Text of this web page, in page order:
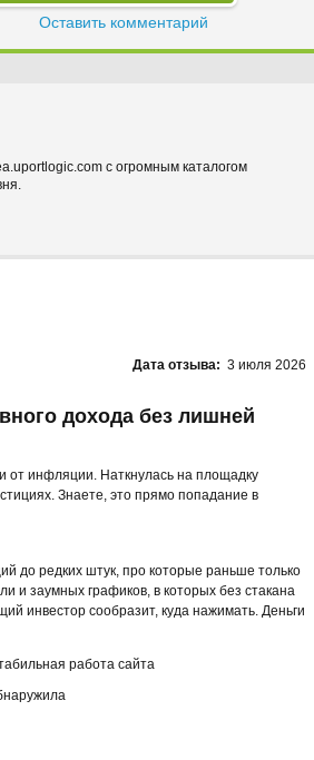
Оставить комментарий
с огромным каталогом
Дата отзыва: 3 июля 2026
дохода без лишней
от инфляции. Наткнулась на площадку
Знаете, это прямо попадание в
до редких штук, про которые раньше только
и заумных графиков, в которых без стакана
инвестор сообразит, куда нажимать. Деньги
работа сайта